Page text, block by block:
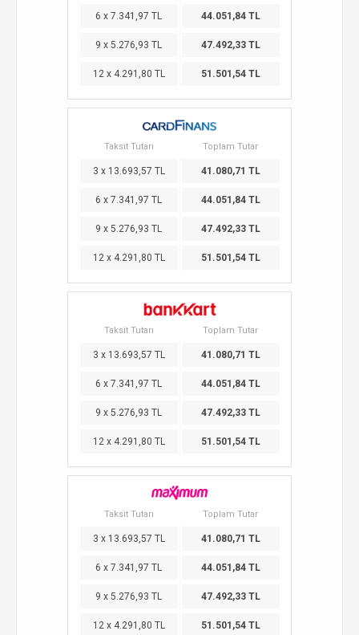
6 x 7.341,97 TL 44.051,84 TL
9 x 5.276,93 TL 47.492,33 TL
12 x 4.291,80 TL 51.501,54 TL
Taksit Tutarı Toplam Tutar
3 x 13.693,57 TL 41.080,71 TL
6 x 7.341,97 TL 44.051,84 TL
9 x 5.276,93 TL 47.492,33 TL
12 x 4.291,80 TL 51.501,54 TL
Taksit Tutarı Toplam Tutar
3 x 13.693,57 TL 41.080,71 TL
6 x 7.341,97 TL 44.051,84 TL
9 x 5.276,93 TL 47.492,33 TL
12 x 4.291,80 TL 51.501,54 TL
Taksit Tutarı Toplam Tutar
3 x 13.693,57 TL 41.080,71 TL
6 x 7.341,97 TL 44.051,84 TL
9 x 5.276,93 TL 47.492,33 TL
12 x 4.291,80 TL 51.501,54 TL